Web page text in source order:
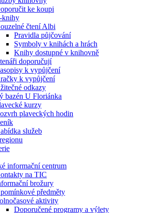
ke koupi
knihy
čtení Albi
Pravidla půjčování
Symboly v knihách a hrách
Knihy dostupné v knihovně
doporučují
k vypůjčení
k vypůjčení
odkazy
bazén U Floriánka
kurzy
plaveckých hodin
služeb
informační centrum
na TIC
brožury
předměty
aktivity
Doporučené programy a výlety